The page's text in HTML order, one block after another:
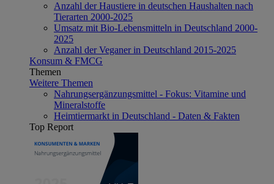
Anzahl der Haustiere in deutschen Haushalten nach
Tierarten 2000-2025
Umsatz mit Bio-Lebensmitteln in Deutschland 2000-
2025
Anzahl der Veganer in Deutschland 2015-2025
Konsum & FMCG
Themen
Weitere Themen
Nahrungsergänzungsmittel - Fokus: Vitamine und
Mineralstoffe
Heimtiermarkt in Deutschland - Daten & Fakten
Top Report